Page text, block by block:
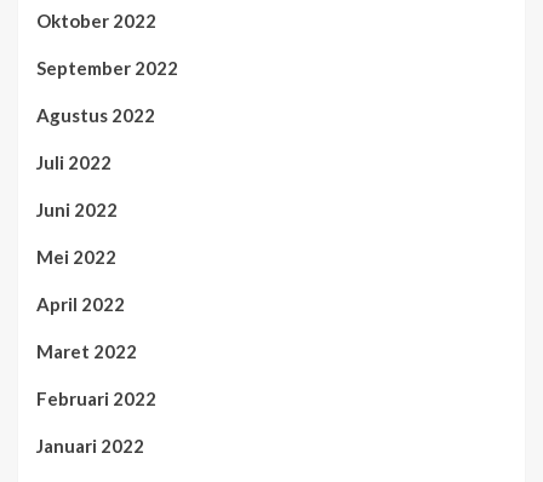
Oktober 2022
September 2022
Agustus 2022
Juli 2022
Juni 2022
Mei 2022
April 2022
Maret 2022
Februari 2022
Januari 2022